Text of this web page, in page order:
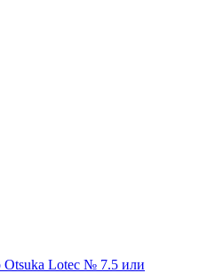
Otsuka Lotec № 7.5 или